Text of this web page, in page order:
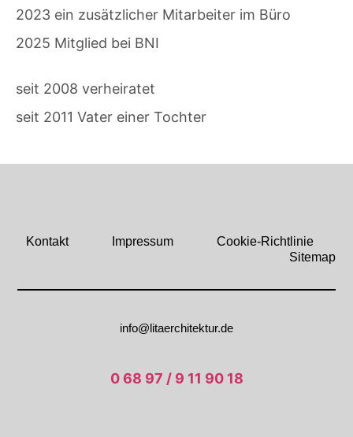
2023 ein zusätzlicher Mitarbeiter im Büro
2025 Mitglied bei BNI
seit 2008 verheiratet
seit 2011 Vater einer Tochter
Kontakt Impressum
Cookie-Richtlinie
Sitemap
info@litaerchitektur.de
0 68 97 / 9 11 90 18